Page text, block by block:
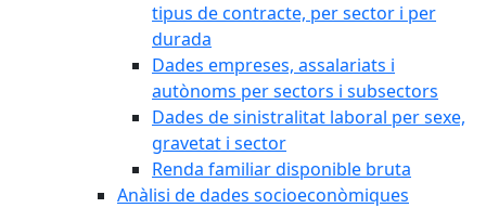
tipus de contracte, per sector i per
durada
Dades empreses, assalariats i
autònoms per sectors i subsectors
Dades de sinistralitat laboral per sexe,
gravetat i sector
Renda familiar disponible bruta
Anàlisi de dades socioeconòmiques